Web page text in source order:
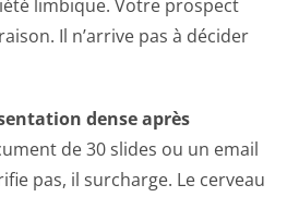
limbique. Votre prospect
Il n’arrive pas à décider
dense après
de 30 slides ou un email
pas, il surcharge. Le cerveau